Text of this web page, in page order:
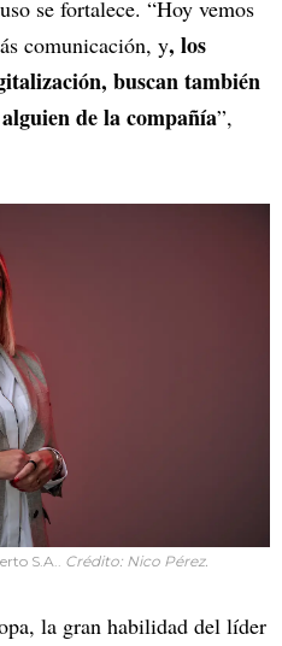
se fortalece. “Hoy vemos
comunicación, y, los
buscan también
de la compañía”,
S.A.. Crédito: Nico Pérez.
la gran habilidad del líder